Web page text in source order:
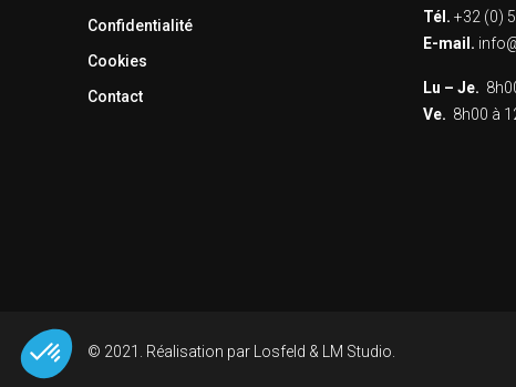
Confidentialité
Cookies
Contact
Tél. +32 (0)
E-mail.
Lu – Je.
Ve. 8h00 à
© 2021. Réalisation par Losfeld & LM Studio
Notre plateforme vous permet d'adapter et de gérer vos